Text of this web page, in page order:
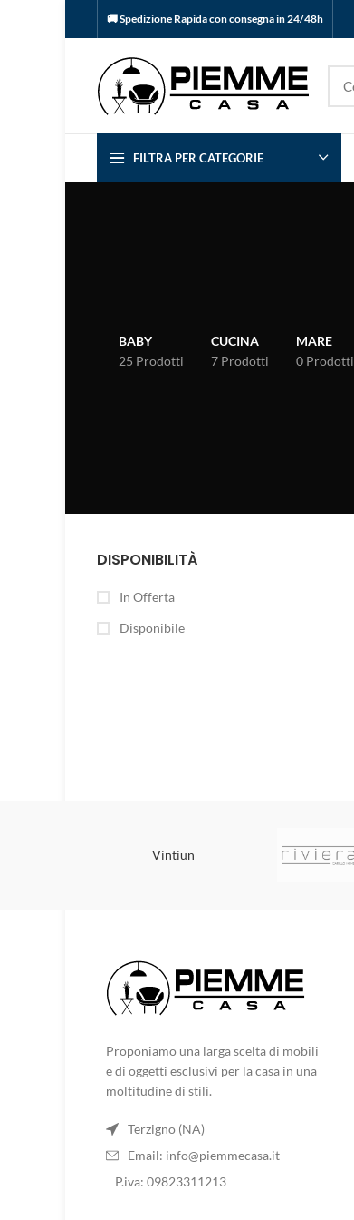
🚚 Spedizione Rapida con consegna in 24/48h
FILTRA PER CATEGORIE
BABY
25 Prodotti
CUCINA
7 Prodotti
MARE
0 Prodotti
DISPONIBILITÀ
In Offerta
Disponibile
Vintiun
Proponiamo una larga scelta di mobili
e di oggetti esclusivi per la casa in una
moltitudine di stili.
Terzigno (NA)
Email: info@piemmecasa.it
P.iva: 09823311213